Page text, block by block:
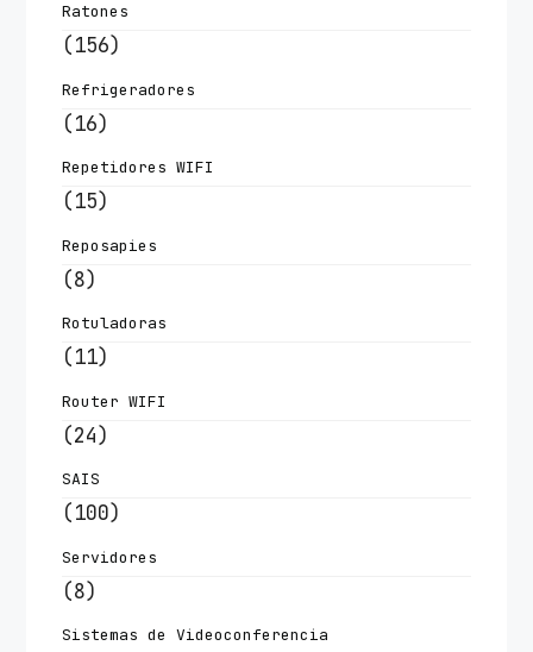
Ratones
(156)
Refrigeradores
(16)
Repetidores WIFI
(15)
Reposapies
(8)
Rotuladoras
(11)
Router WIFI
(24)
SAIS
(100)
Servidores
(8)
Sistemas de Videoconferencia